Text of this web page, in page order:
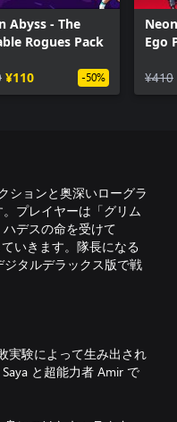
Abyss - The
Rogues Pack
¥110 -50%
Ego
¥410
ションと奥深いローグラ
プレイヤーは「グリム
デスの命を受けて
いきます。隊長になる
タルデラックス版で戦
実験によって生み出され
と超能力者 Amir で